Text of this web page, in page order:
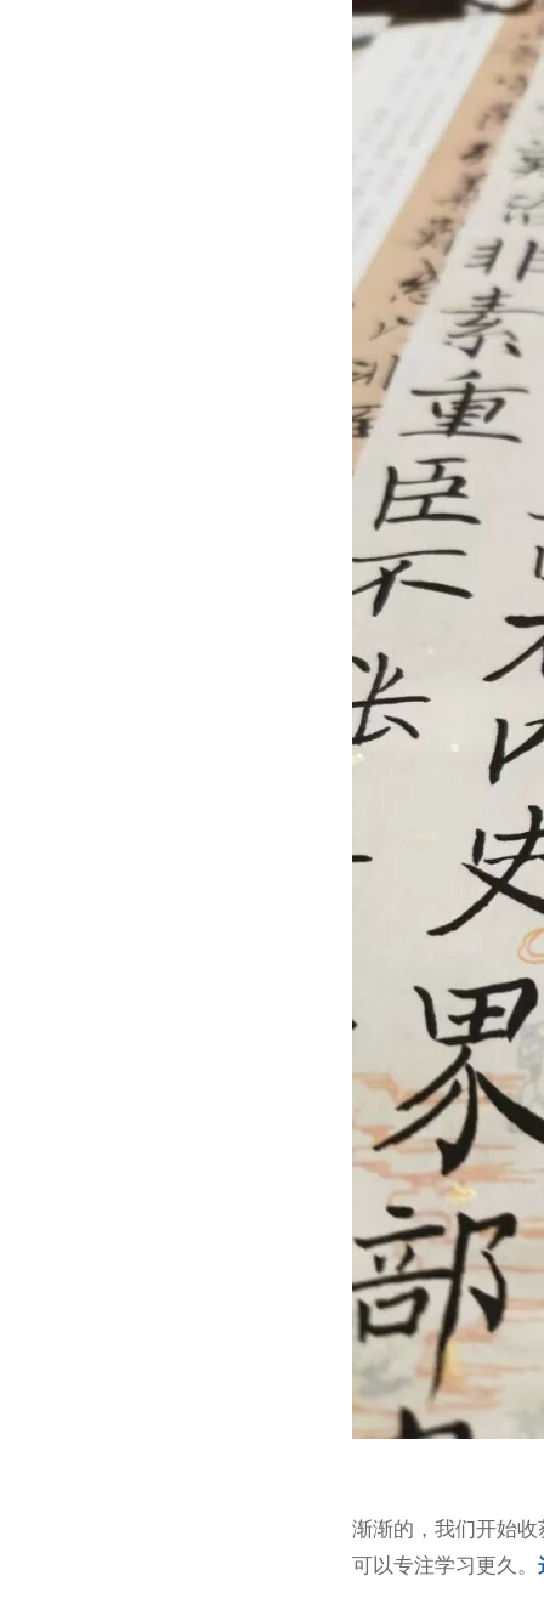
渐渐的，我们开始
可以专注学习更久。